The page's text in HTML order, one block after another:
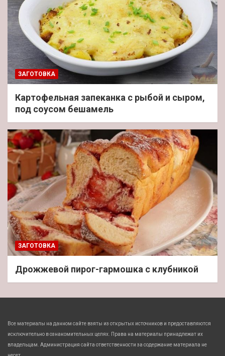
ЗАГОТОВКА
Картофельная запеканка с рыбой и сыром,
под соусом бешамель
ЗАГОТОВКА
Дрожжевой пирог-гармошка с клубникой
Все материалы на данном сайте взяты из открытых источников и предоставляются
исключительно в ознакомительных целях. Права на материалы принадлежат их
владельцам. Администрация сайта ответственности за содержание материала не